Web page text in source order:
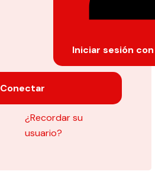
Iniciar sesión
Conectar
¿Recordar su
usuario?